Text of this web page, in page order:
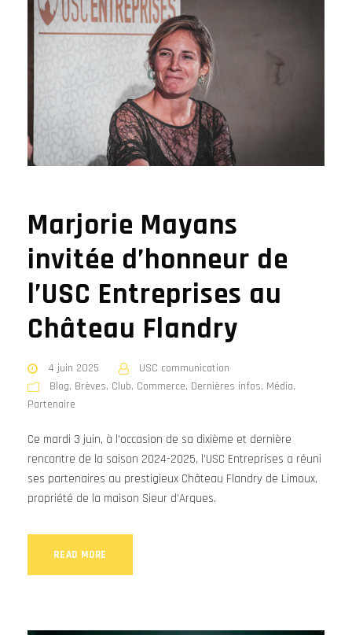
Marjorie Mayans
invitée d’honneur de
l’USC Entreprises au
Château Flandry
4 juin 2025
USC communication
Blog, Brèves, Club, Commerce, Dernières infos, Média,
Partenaire
Ce mardi 3 juin, à l’occasion de sa dixième et dernière
rencontre de la saison 2024-2025, l’USC Entreprises a réuni
ses partenaires au prestigieux Château Flandry de Limoux,
propriété de la maison Sieur d’Arques.
READ MORE